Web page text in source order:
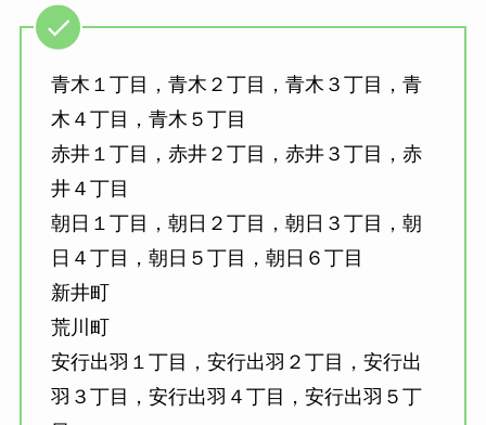
青木１丁目，青木２丁目，青木３丁目，青
木４丁目，青木５丁目
赤井１丁目，赤井２丁目，赤井３丁目，赤
井４丁目
朝日１丁目，朝日２丁目，朝日３丁目，朝
日４丁目，朝日５丁目，朝日６丁目
新井町
荒川町
安行出羽１丁目，安行出羽２丁目，安行出
羽３丁目，安行出羽４丁目，安行出羽５丁